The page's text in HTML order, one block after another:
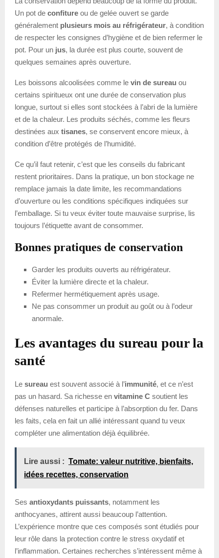
Un pot de confiture ou de gelée ouvert se garde
généralement plusieurs mois au réfrigérateur, à condition
de respecter les consignes d’hygiène et de bien refermer le
pot. Pour un jus, la durée est plus courte, souvent de
quelques semaines après ouverture.
Les boissons alcoolisées comme le vin de sureau ou
certains spiritueux ont une durée de conservation plus
longue, surtout si elles sont stockées à l’abri de la lumière
et de la chaleur. Les produits séchés, comme les fleurs
destinées aux tisanes, se conservent encore mieux, à
condition d’être protégés de l’humidité.
Ce qu’il faut retenir, c’est que les conseils du fabricant
restent prioritaires. Dans la pratique, un bon stockage ne
remplace jamais la date limite, les recommandations
d’ouverture ou les conditions spécifiques indiquées sur
l’emballage. Si tu veux éviter toute mauvaise surprise, lis
toujours l’étiquette avant de consommer.
Bonnes pratiques de conservation
Garder les produits ouverts au réfrigérateur.
Éviter la lumière directe et la chaleur.
Refermer hermétiquement après usage.
Ne pas consommer un produit au goût ou à l’odeur
anormale.
Les avantages du sureau pour la
santé
Le sureau est souvent associé à l’immunité, et ce n’est
pas un hasard. Sa richesse en vitamine C soutient les
défenses naturelles et participe à l’absorption du fer. Dans
les faits, cela en fait un allié intéressant quand tu veux
compléter une alimentation déjà équilibrée.
Lire aussi : Tomate: valeur nutritive, bienfaits,
idées recettes, conservation
Ses antioxydants puissants, notamment les
anthocyanes, attirent aussi beaucoup l’attention.
L’expérience montre que ces composés sont étudiés pour
leur rôle dans la protection contre le stress oxydatif et
l’inflammation. Certaines recherches s’intéressent même à